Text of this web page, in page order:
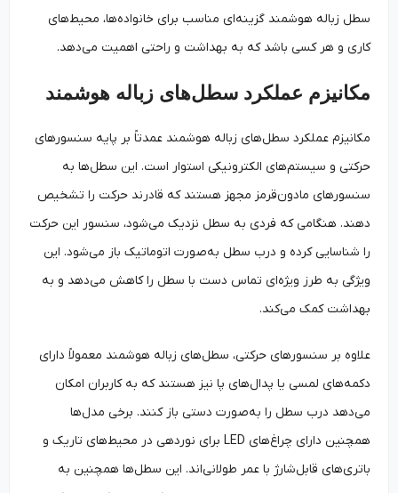
سطل زباله هوشمند گزینه‌ای مناسب برای خانواده‌ها، محیط‌های
کاری و هر کسی باشد که به بهداشت و راحتی اهمیت می‌دهد.
مکانیزم عملکرد سطل‌های زباله هوشمند
مکانیزم عملکرد سطل‌های زباله هوشمند عمدتاً بر پایه سنسورهای
حرکتی و سیستم‌های الکترونیکی استوار است. این سطل‌ها به
سنسورهای مادون‌قرمز مجهز هستند که قادرند حرکت را تشخیص
دهند. هنگامی که فردی به سطل نزدیک می‌شود، سنسور این حرکت
را شناسایی کرده و درب سطل به‌صورت اتوماتیک باز می‌شود. این
ویژگی به طرز ویژه‌ای تماس دست با سطل را کاهش می‌دهد و به
بهداشت کمک می‌کند.
علاوه بر سنسورهای حرکتی، سطل‌های زباله هوشمند معمولاً دارای
دکمه‌های لمسی یا پدال‌های پا نیز هستند که به کاربران امکان
می‌دهد درب سطل را به‌صورت دستی باز کنند. برخی مدل‌ها
همچنین دارای چراغ‌های LED برای نوردهی در محیط‌های تاریک و
باتری‌های قابل‌شارژ با عمر طولانی‌اند. این سطل‌ها همچنین به